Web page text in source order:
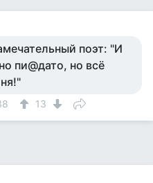
поэт: "И
пи@дато, но всё
13